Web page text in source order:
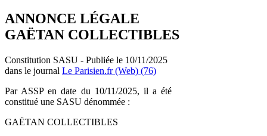
ANNONCE LÉGALE
GAËTAN COLLECTIBLES
Constitution SASU - Publiée le 10/11/2025
dans le journal Le Parisien.fr (Web) (76)
Par ASSP en date du 10/11/2025, il a été
constitué une SASU dénommée :
GAËTAN COLLECTIBLES